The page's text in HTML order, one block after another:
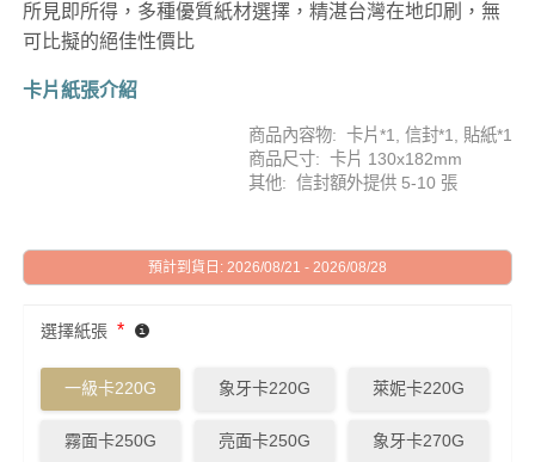
所見即所得，多種優質紙材選擇，精湛台灣在地印刷，無
可比擬的絕佳性價比
卡片紙張介紹
商品內容物: 卡片*1, 信封*1, 貼紙*1
商品尺寸: 卡片 130x182mm
其他: 信封額外提供 5-10 張
預計到貨日: 2026/08/21 - 2026/08/28
選擇紙張 *
一級卡220G 象牙卡220G 萊妮卡220G
霧面卡250G 亮面卡250G 象牙卡270G